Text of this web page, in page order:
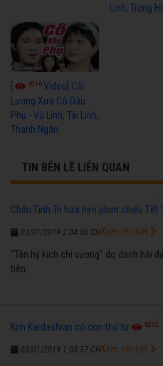
Linh, Trọng
[ 4016Video] Cải
Lương Xưa Cô Dâu
Phụ - Vũ Linh, Tài Linh,
Thanh Ngân
TIN BÊN LỀ LIÊN QUAN
Châu Tinh Trì hứa hẹn phim chiếu
03/01/2019 2:04:06 CH
"Tân hỷ kịch chi vương" do danh hài
tiên.
Xem chi tiết
Kim Kardashian có con thứ tư 6272
03/01/2019 1:03:37 CHXem chi tiết